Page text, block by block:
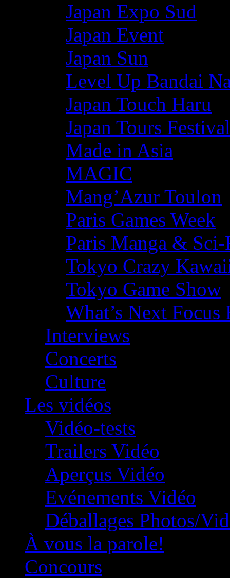
Japan Expo Sud
Japan Event
Japan Sun
Level Up Bandai
Japan Touch Haru
Japan Tours Festival
Made in Asia
MAGIC
Mang’Azur Toulon
Paris Games Week
Paris Manga &
Tokyo Crazy
Tokyo Game Show
What’s Next
Interviews
Concerts
Culture
Les vidéos
Vidéo-tests
Trailers Vidéo
Aperçus Vidéo
Evénements Vidéo
Déballages Photos/
À vous la parole!
Concours